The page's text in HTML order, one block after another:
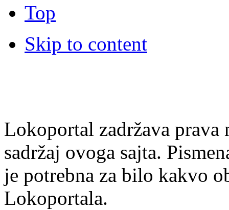
Top
Skip to content
Lokoportal zadržava
sadržaj ovoga sajta.
je potrebna za bilo kakvo
Lokoportala.